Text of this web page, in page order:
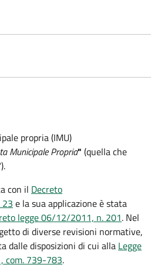
Municipale Propria" (quella che
con il Decreto
e la sua applicazione è stata
legge 06/12/2011, n. 201. Nel
di diverse revisioni normative,
dalle disposizioni di cui alla Legge
com. 739-783.